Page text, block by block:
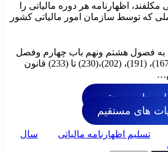
مکلفند، اظهارنامه هر دوره مالیاتی را
که توسط سازمان امور مالیاتی کشور
به فصول هشتم ونهم باب چهارم وفصل
سوم باب پنجم ومواد (167)، (191)، (202)،(230) تا (233) قانون
تسلیم اظهارنامه مالیاتی
سال